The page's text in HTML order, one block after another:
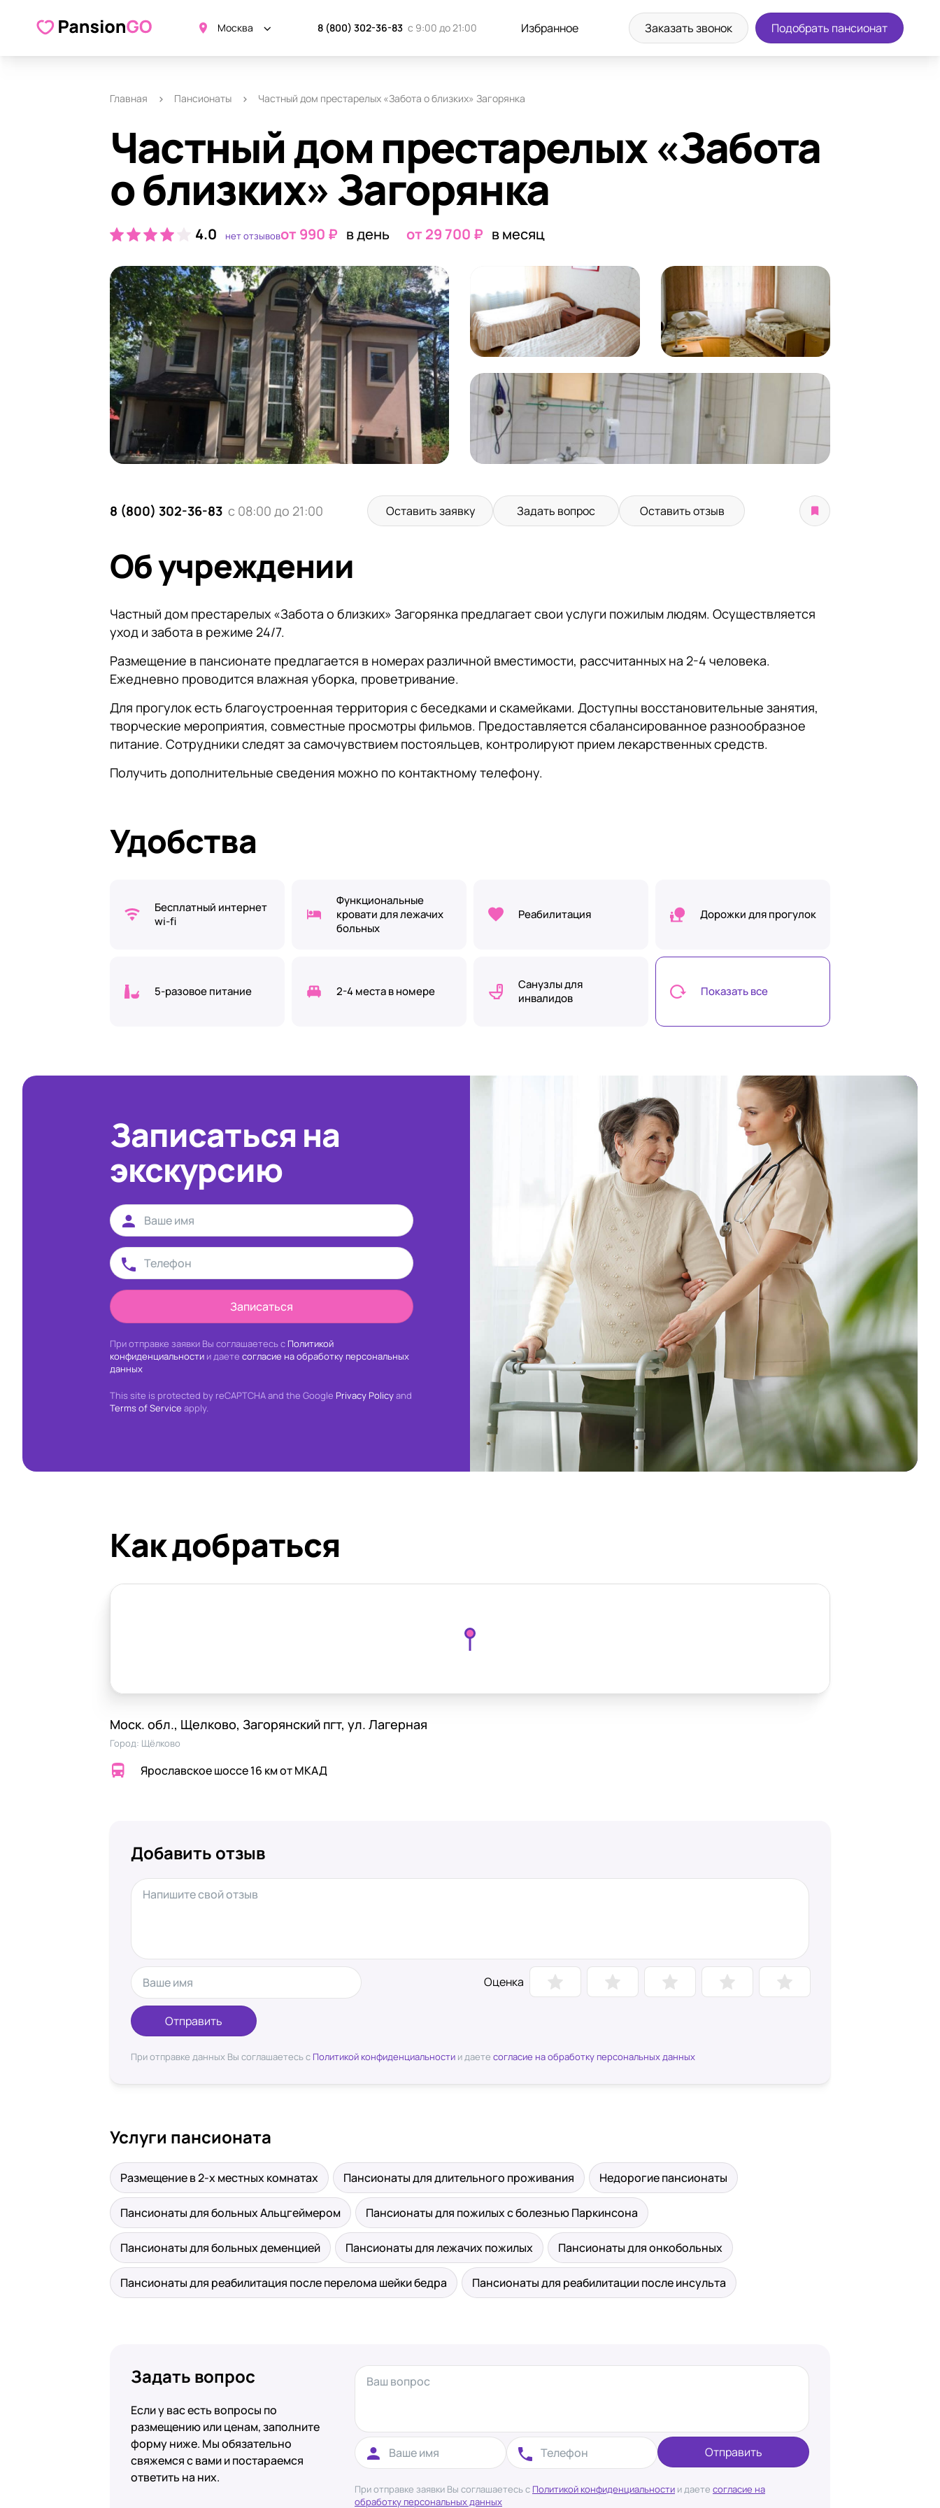
Москва 8 (800) 302-36-83 с 9:00 до 21:00 Избранное Заказать звонок Подобрать пансионат
О пансионате Запись на экскурсию 8 (800) 302-36-83
Главная Пансионаты Частный дом престарелых «Забота о близких» Загорянка
Частный дом престарелых «Забота
о близких» Загорянка
4.0 нет отзывовот 990 ₽ в день от 29 700 ₽ в месяц
8 (800) 302-36-83 с 08:00 до 21:00 Оставить заявку Задать вопрос Оставить отзыв
Об учреждении
Частный дом престарелых «Забота о близких» Загорянка предлагает свои услуги пожилым людям. Осуществляется
уход и забота в режиме 24/7.
Размещение в пансионате предлагается в номерах различной вместимости, рассчитанных на 2-4 человека.
Ежедневно проводится влажная уборка, проветривание.
Для прогулок есть благоустроенная территория с беседками и скамейками. Доступны восстановительные занятия,
творческие мероприятия, совместные просмотры фильмов. Предоставляется сбалансированное разнообразное
питание. Сотрудники следят за самочувствием постояльцев, контролируют прием лекарственных средств.
Получить дополнительные сведения можно по контактному телефону.
Удобства
Бесплатный интернет
wi-fi
Функциональные
кровати для лежачих
больных
Реабилитация Дорожки для прогулок
5-разовое питание 2-4 места в номере
Санузлы для
инвалидов
Показать все
Записаться на
экскурсию
Записаться
При отправке заявки Вы соглашаетесь с Политикой
конфиденциальности и даете согласие на обработку персональных
данных
This site is protected by reCAPTCHA and the Google Privacy Policyand
Terms of Service apply.
Как добраться
Моск. обл., Щелково, Загорянский пгт, ул. Лагерная
Город: Щёлково
Ярославское шоссе 16 км от МКАД
Добавить отзыв
Оценка
Отправить
При отправке данных Вы соглашаетесь с Политикой конфиденциальности и даете согласие на обработку персональных данных
Услуги пансионата
Размещение в 2-х местных комнатах Пансионаты для длительного проживания Недорогие пансионаты
Пансионаты для больных Альцгеймером Пансионаты для пожилых с болезнью Паркинсона
Пансионаты для больных деменцией Пансионаты для лежачих пожилых Пансионаты для онкобольных
Пансионаты для реабилитация после перелома шейки бедра Пансионаты для реабилитации после инсульта
Задать вопрос
Если у вас есть вопросы по
размещению или ценам, заполните
форму ниже. Мы обязательно
свяжемся с вами и постараемся
ответить на них.
Отправить
При отправке заявки Вы соглашаетесь с Политикой конфиденциальности и даете согласие на
обработку персональных данных